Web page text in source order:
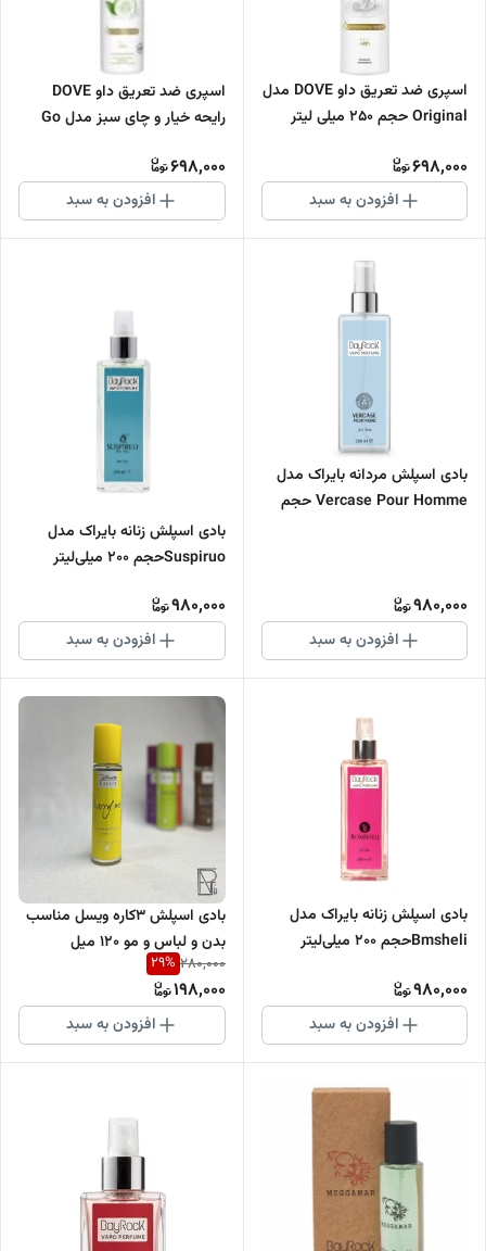
اسپری ضد تعریق داو DOVE مدل
Original حجم 250 میلی لیتر
698,000
افزودن به سبد
اسپری ضد تعریق داو DOVE
رایحه خیار و چای سبز مدل Go
اورجینالورجینال
698,000
افزودن به سبد
بادی اسپلش مردانه بایراک مدل
Vercase Pour Homme حجم
980,000
افزودن به سبد
بادی اسپلش زنانه بایراک مدل
Suspiruoحجم 200 میلی‌لیتر
980,000
افزودن به سبد
بادی اسپلش زنانه بایراک مدل
Bmsheliحجم 200 میلی‌لیتر
980,000
افزودن به سبد
بادی اسپلش 3کاره ویسل مناسب
بدن و لباس و مو 120 میل
280,000
29%
198,000
افزودن به سبد